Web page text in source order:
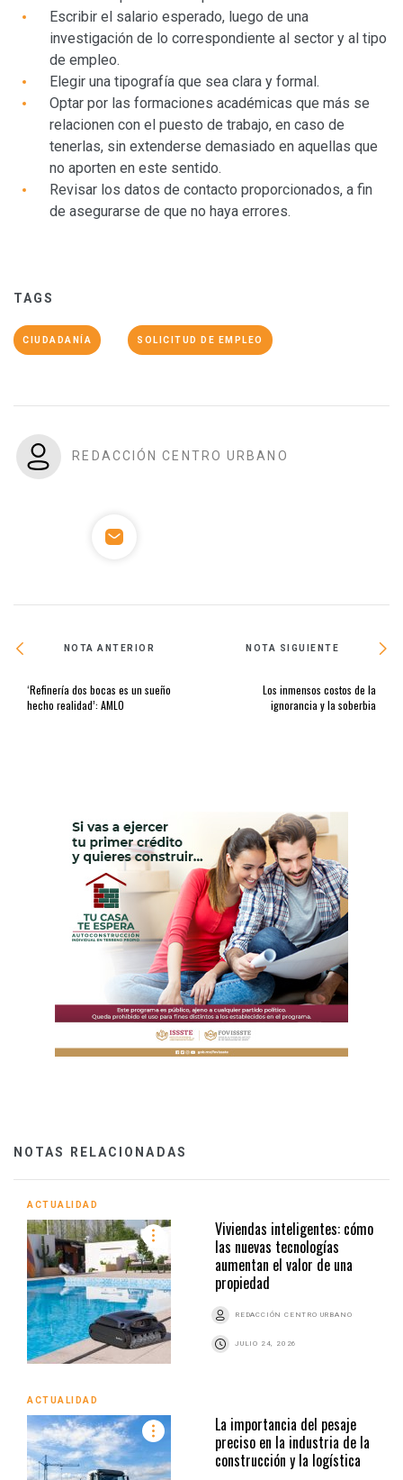
Escribir el salario esperado, luego de una
investigación de lo correspondiente al sector y al tipo
de empleo.
Elegir una tipografía que sea clara y formal.
Optar por las formaciones académicas que más se
relacionen con el puesto de trabajo, en caso de
tenerlas, sin extenderse demasiado en aquellas que
no aporten en este sentido.
Revisar los datos de contacto proporcionados, a fin
de asegurarse de que no haya errores.
TAGS
CIUDADANÍA SOLICITUD DE EMPLEO
REDACCIÓN CENTRO URBANO
NOTA ANTERIOR
‘Refinería dos bocas es un sueño
hecho realidad’: AMLO
NOTA SIGUIENTE
Los inmensos costos de la
ignorancia y la soberbia
NOTAS RELACIONADAS
ACTUALIDAD
Viviendas inteligentes: cómo
las nuevas tecnologías
aumentan el valor de una
propiedad
REDACCIÓN CENTRO URBANO
JULIO 24, 2026
ACTUALIDAD
La importancia del pesaje
preciso en la industria de la
construcción y la logística